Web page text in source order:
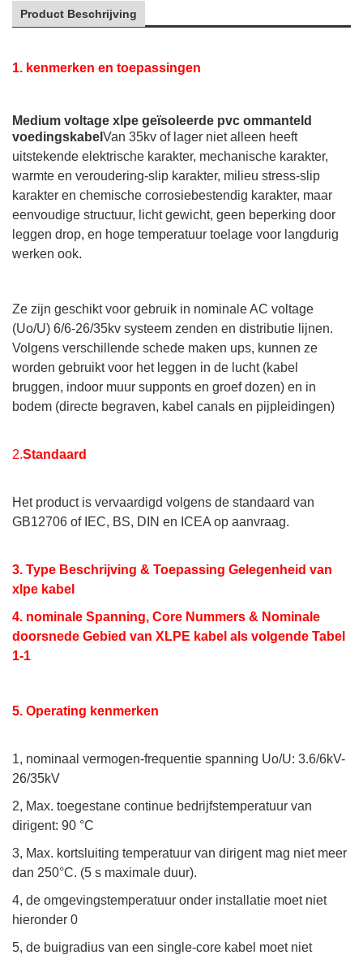
Product Beschrijving
1. kenmerken en toepassingen
Medium voltage xlpe geïsoleerde pvc ommanteld
voedingskabel Van 35kv of lager niet alleen heeft
uitstekende elektrische karakter, mechanische karakter,
warmte en veroudering-slip karakter, milieu stress-slip
karakter en chemische corrosiebestendig karakter, maar
eenvoudige structuur, licht gewicht, geen beperking door
leggen drop, en hoge temperatuur toelage voor langdurig
werken ook.
Ze zijn geschikt voor gebruik in nominale AC voltage
(Uo/U) 6/6-26/35kv systeem zenden en distributie lijnen.
Volgens verschillende schede maken ups, kunnen ze
worden gebruikt voor het leggen in de lucht (kabel
bruggen, indoor muur supponts en groef dozen) en in
bodem (directe begraven, kabel canals en pijpleidingen)
2.Standaard
Het product is vervaardigd volgens de standaard van
GB12706 of IEC, BS, DIN en ICEA op aanvraag.
3. Type Beschrijving & Toepassing Gelegenheid van
xlpe kabel
4. nominale Spanning, Core Nummers & Nominale
doorsnede Gebied van XLPE kabel als volgende Tabel
1-1
5. Operating kenmerken
1, nominaal vermogen-frequentie spanning Uo/U: 3.6/6kV-
26/35kV
2, Max. toegestane continue bedrijfstemperatuur van
dirigent: 90 °C
3, Max. kortsluiting temperatuur van dirigent mag niet meer
dan 250°C. (5 s maximale duur).
4, de omgevingstemperatuur onder installatie moet niet
hieronder 0
5, de buigradius van een single-core kabel moet niet